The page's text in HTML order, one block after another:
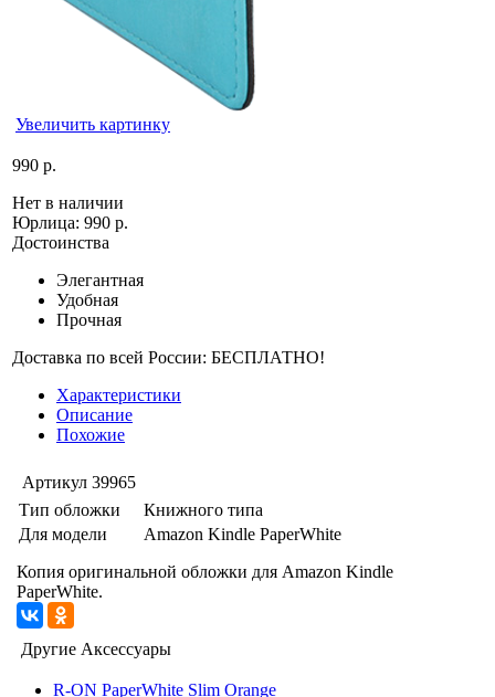
Увеличить картинку
990 р.
Нет в наличии
Юрлица: 990 р.
Достоинства
Элегантная
Удобная
Прочная
Доставка по всей России: БЕСПЛАТНО!
Характеристики
Описание
Похожие
Артикул 39965
Тип обложки
Книжного типа
Для модели
Amazon Kindle PaperWhite
Копия оригинальной обложки для Amazon Kindle
PaperWhite.
Другие Аксессуары
R-ON PaperWhite Slim Orange